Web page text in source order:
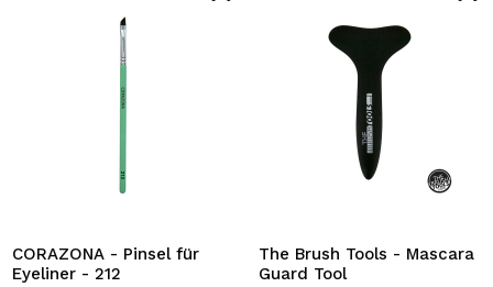
CORAZONA - Pinsel für
Eyeliner - 212
The Brush Tools - Mascara
Guard Tool